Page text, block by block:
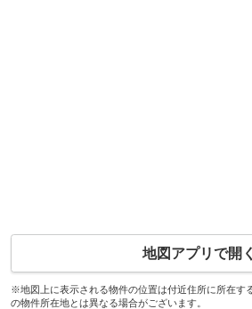
地図アプリで開く
※地図上に表示される物件の位置は付近住所に所在す
の物件所在地とは異なる場合がございます。